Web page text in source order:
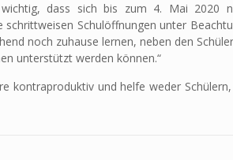
dass sich bis zum 4. Mai 2020
Schulöffnungen unter
noch zuhause lernen, neben den
unterstützt werden können.“
kontraproduktiv und helfe weder